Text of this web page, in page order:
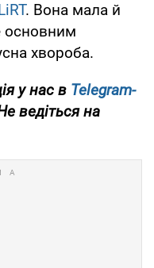
. Вона мала й
основним
хвороба.
у нас в Telegram-
ведіться на